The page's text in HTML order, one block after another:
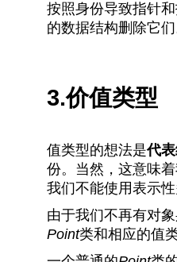
按照身份导致指针
的数据结构删除它
3.价值类型
值类型的想法是代
份。当然，这意味
我们不能使用表示
由于我们不再有对
Point类和相应的值